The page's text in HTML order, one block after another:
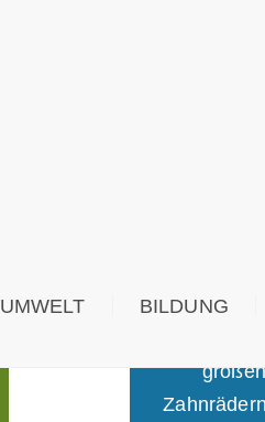
UMWELT BILDUNG